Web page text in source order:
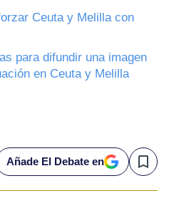
Ceuta y Melilla con
para difundir una imagen
en Ceuta y Melilla
Añade El Debate en Save